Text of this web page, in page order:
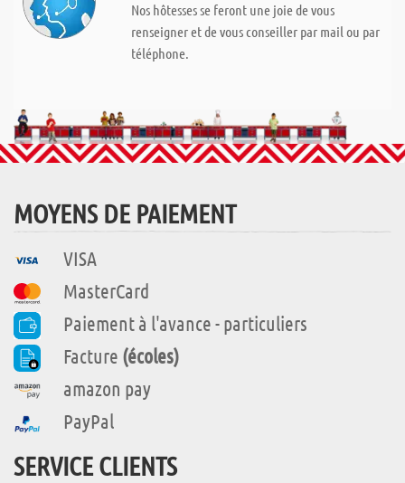
Nos hôtesses se feront une joie de vous
renseigner et de vous conseiller par mail ou par
téléphone.
MOYENS DE PAIEMENT
VISA
MasterCard
Paiement à l'avance - particuliers
Facture (écoles)
amazon pay
PayPal
SERVICE CLIENTS